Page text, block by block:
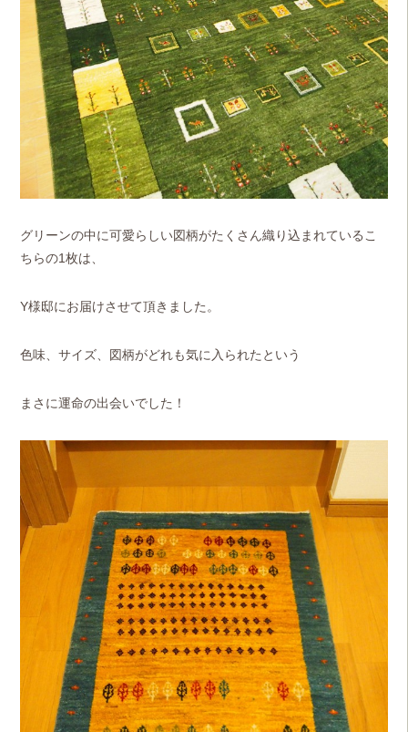
グリーンの中に可愛らしい図柄がたくさん織り込まれているこ
ちらの1枚は、
Y様邸にお届けさせて頂きました。
色味、サイズ、図柄がどれも気に入られたという
まさに運命の出会いでした！